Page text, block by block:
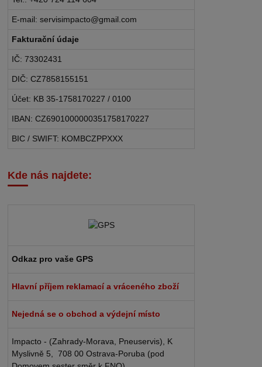
E-mail: servisimpacto@gmail.com
Fakturační údaje
IČ: 73302431
DIČ: CZ7858155151
Účet: KB 35-1758170227 / 0100
IBAN: CZ6901000000351758170227
BIC / SWIFT: KOMBCZPPXXX
Kde nás najdete:
Odkaz pro vaše GPS
Hlavní příjem reklamací a vráceného zboží
Nejedná se o obchod a výdejní místo
Impacto - (Zahrady-Morava, Pneuservis), K
Myslivně 5, 708 00 Ostrava-Poruba (pod